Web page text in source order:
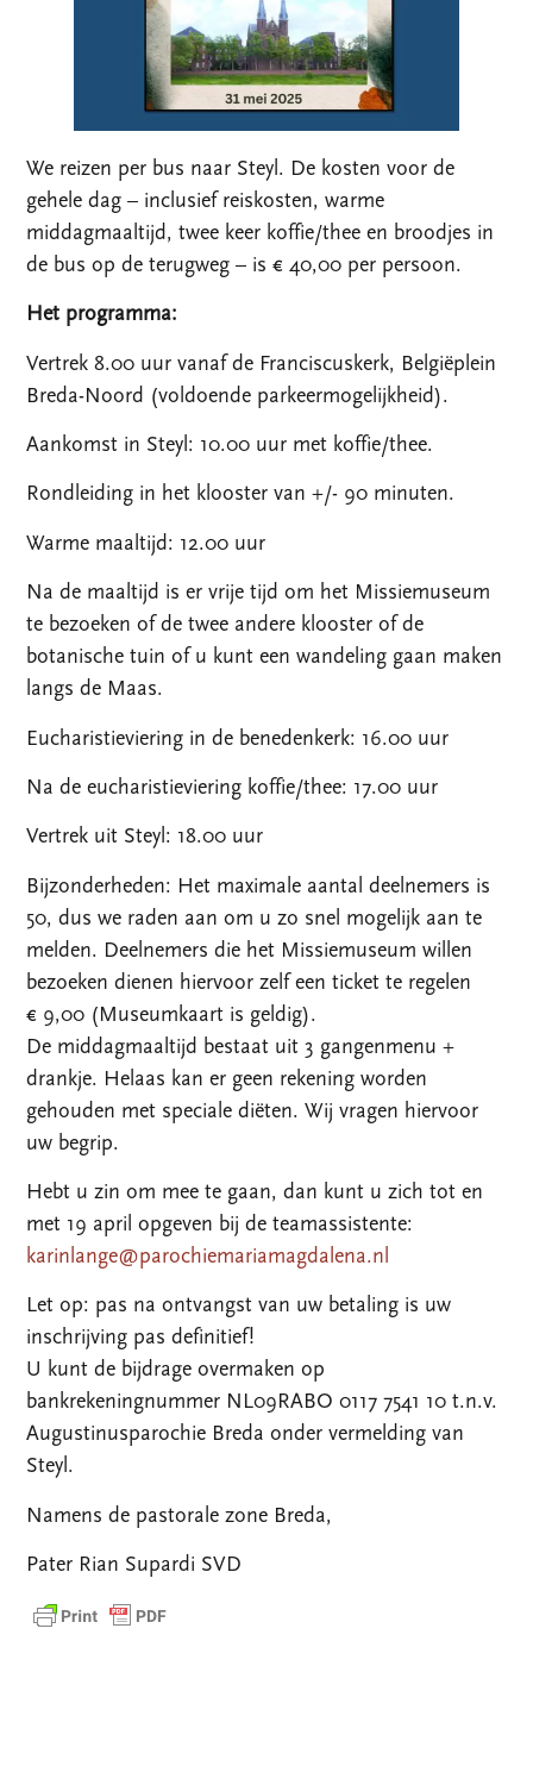
We reizen per bus naar Steyl. De kosten voor de
gehele dag – inclusief reiskosten, warme
middagmaaltijd, twee keer koffie/thee en broodjes in
de bus op de terugweg – is € 40,00 per persoon.
Het programma:
Vertrek 8.00 uur vanaf de Franciscuskerk, Belgiëplein
Breda-Noord (voldoende parkeermogelijkheid).
Aankomst in Steyl: 10.00 uur met koffie/thee.
Rondleiding in het klooster van +/- 90 minuten.
Warme maaltijd: 12.00 uur
Na de maaltijd is er vrije tijd om het Missiemuseum
te bezoeken of de twee andere klooster of de
botanische tuin of u kunt een wandeling gaan maken
langs de Maas.
Eucharistieviering in de benedenkerk: 16.00 uur
Na de eucharistieviering koffie/thee: 17.00 uur
Vertrek uit Steyl: 18.00 uur
Bijzonderheden: Het maximale aantal deelnemers is
50, dus we raden aan om u zo snel mogelijk aan te
melden. Deelnemers die het Missiemuseum willen
bezoeken dienen hiervoor zelf een ticket te regelen
€ 9,00 (Museumkaart is geldig).
De middagmaaltijd bestaat uit 3 gangenmenu +
drankje. Helaas kan er geen rekening worden
gehouden met speciale diëten. Wij vragen hiervoor
uw begrip.
Hebt u zin om mee te gaan, dan kunt u zich tot en
met 19 april opgeven bij de teamassistente:
karinlange@parochiemariamagdalena.nl
Let op: pas na ontvangst van uw betaling is uw
inschrijving pas definitief!
U kunt de bijdrage overmaken op
bankrekeningnummer NL09RABO 0117 7541 10 t.n.v.
Augustinusparochie Breda onder vermelding van
Steyl.
Namens de pastorale zone Breda,
Pater Rian Supardi SVD